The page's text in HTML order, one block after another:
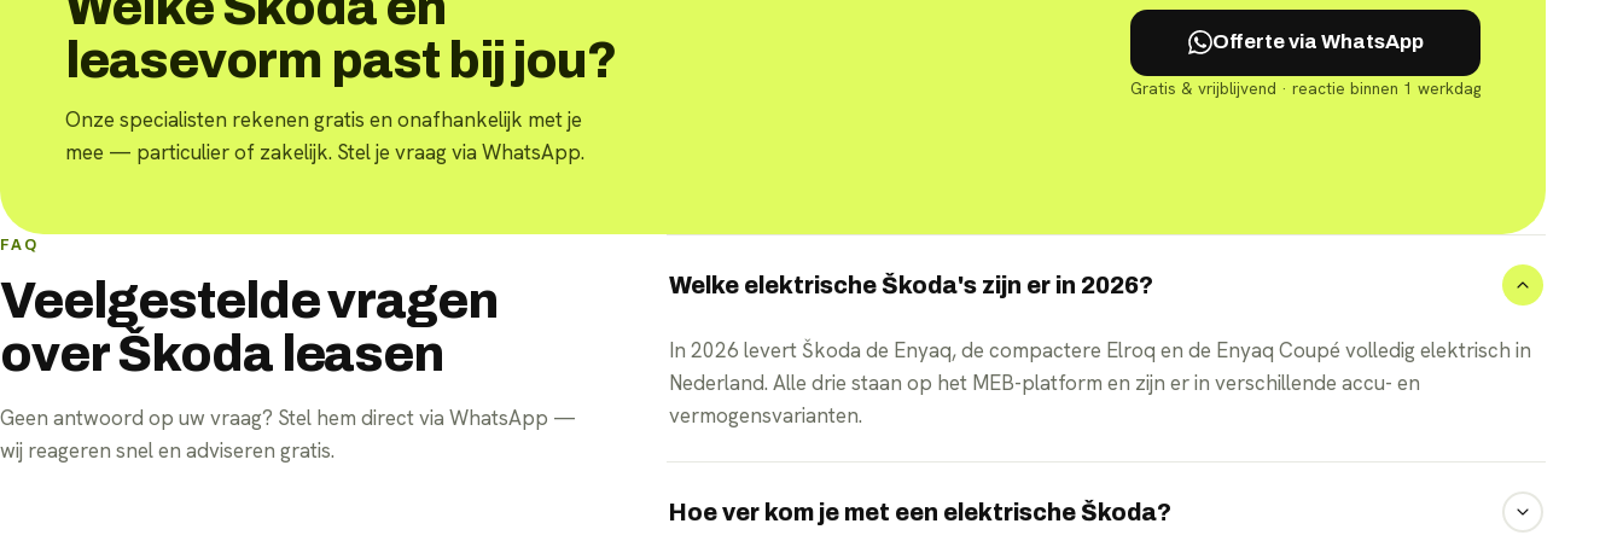
leasevorm past bij jou?
Onze specialisten rekenen gratis en onafhankelijk met je
mee — particulier of zakelijk. Stel je vraag via WhatsApp.
Offerte via WhatsApp
Gratis & vrijblijvend · reactie binnen 1 werkdag
FAQ
Veelgestelde vragen
over Škoda leasen
Geen antwoord op uw vraag? Stel hem direct via WhatsApp —
wij reageren snel en adviseren gratis.
Welke elektrische Škoda's zijn er in 2026?
In 2026 levert Škoda de Enyaq, de compactere Elroq en de Enyaq Coupé volledig elektrisch in
Nederland. Alle drie staan op het MEB-platform en zijn er in verschillende accu- en
vermogensvarianten.
Hoe ver kom je met een elektrische Škoda?